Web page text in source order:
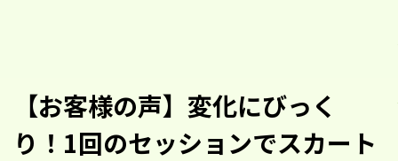
【お客様の声】変化にびっく
り！1回のセッションでスカート